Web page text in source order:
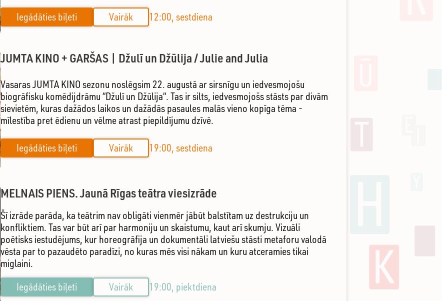
Iegādāties biļeti
Vairāk 12:00, sestdiena
JUMTA KINO + GARŠAS | Džulī un Džūlija / Julie and Julia
Vasaras JUMTA KINO sezonu noslēgsim 22. augustā ar sirsnīgu un iedvesmojošu
biogrāfisku komēdijdrāmu “Džulī un Džūlija“. Tas ir silts, iedvesmojošs stāsts par divām
sievietēm, kuras dažādos laikos un dažādās pasaules malās vieno kopīga tēma -
mīlestība pret ēdienu un vēlme atrast piepildījumu dzīvē.
Iegādāties biļeti Vairāk 19:00, sestdiena
MELNAIS PIENS. Jaunā Rīgas teātra viesizrāde
Šī izrāde parāda, ka teātrim nav obligāti vienmēr jābūt balstītam uz destrukciju un
konfliktiem. Tas var būt arī par harmoniju un skaistumu, kaut arī skumju. Vizuāli
poētisks iestudējums, kur horeogrāfija un dokumentāli latviešu stāsti metaforu valodā
vēsta par to pazaudēto paradīzi, no kuras mēs visi nākam un kuru atceramies tikai
miglaini.
Iegādāties biļeti
Vairāk 19:00, piektdiena